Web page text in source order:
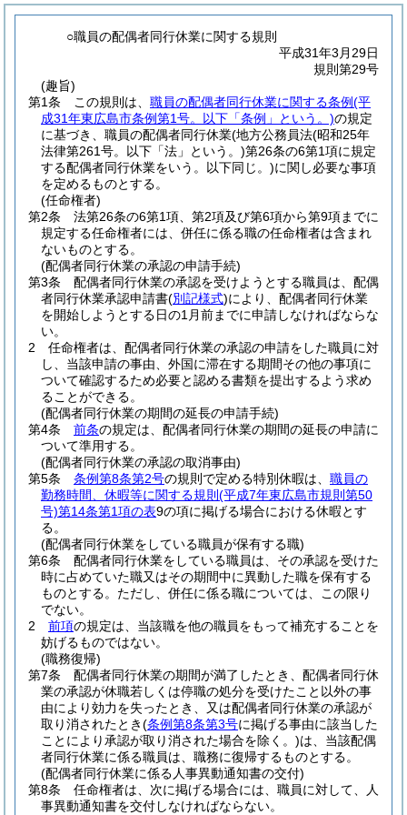
○職員の配偶者同行休業に関する規則
平成31年3月29日
規則第29号
(趣旨)
第1条
この規則は、 職員の配偶者同行休業に関する条例(平
成31年東広島市条例第1号。以下「条例」という。)の規定
に基づき、職員の配偶者同行休業(地方公務員法(昭和25年
法律第261号。以下「法」という。)第26条の6第1項に規定
する配偶者同行休業をいう。以下同じ。)に関し必要な事項
を定めるものとする。
(任命権者)
第2条
法第26条の6第1項、第2項及び第6項から第9項までに
規定する任命権者には、併任に係る職の任命権者は含まれ
ないものとする。
(配偶者同行休業の承認の申請手続)
第3条
配偶者同行休業の承認を受けようとする職員は、配偶
者同行休業承認申請書(別記様式)により、配偶者同行休業
を開始しようとする日の1月前までに申請しなければならな
い。
2
任命権者は、配偶者同行休業の承認の申請をした職員に対
し、当該申請の事由、外国に滞在する期間その他の事項に
ついて確認するため必要と認める書類を提出するよう求め
ることができる。
(配偶者同行休業の期間の延長の申請手続)
第4条
前条の規定は、配偶者同行休業の期間の延長の申請に
ついて準用する。
(配偶者同行休業の承認の取消事由)
第5条
条例第8条第2号の規則で定める特別休暇は、 職員の
勤務時間、休暇等に関する規則 (平成7年東広島市規則第50
号)第14条第1項の表9の項に掲げる場合における休暇とす
る。
(配偶者同行休業をしている職員が保有する職)
第6条
配偶者同行休業をしている職員は、その承認を受けた
時に占めていた職又はその期間中に異動した職を保有する
ものとする。 ただし、併任に係る職については、この限り
でない。
2
前項の規定は、当該職を他の職員をもって補充することを
妨げるものではない。
(職務復帰)
第7条
配偶者同行休業の期間が満了したとき、配偶者同行休
業の承認が休職若しくは停職の処分を受けたこと以外の事
由により効力を失ったとき、又は配偶者同行休業の承認が
取り消されたとき(条例第8条第3号に掲げる事由に該当した
ことにより承認が取り消された場合を除く。)は、当該配偶
者同行休業に係る職員は、職務に復帰するものとする。
(配偶者同行休業に係る人事異動通知書の交付)
第8条
任命権者は、次に掲げる場合には、職員に対して、人
事異動通知書を交付しなければならない。